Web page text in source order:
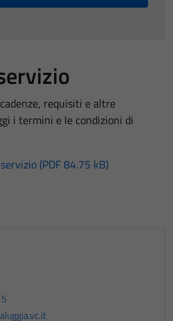
requisiti e altre
i termini e le condizioni di
(PDF 84.75 kB)